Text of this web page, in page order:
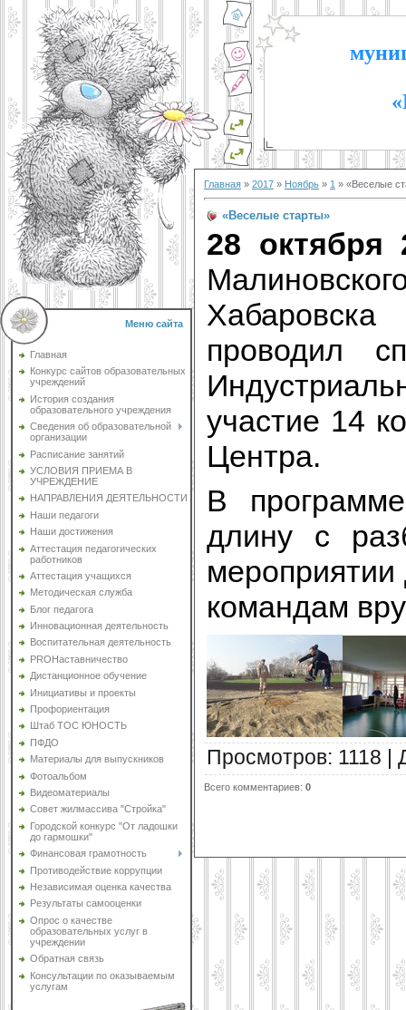
Меню сайта
Главная
Конкурс сайтов образовательных
учреждений
История создания
образовательного учреждения
Сведения об образовательной
организации
Расписание занятий
УСЛОВИЯ ПРИЕМА В
УЧРЕЖДЕНИЕ
НАПРАВЛЕНИЯ ДЕЯТЕЛЬНОСТИ
Наши педагоги
Наши достижения
Аттестация педагогических
работников
Аттестация учащихся
Методическая служба
Блог педагога
Инновационная деятельность
Воспитательная деятельность
PROНаставничество
Дистанционное обучение
Инициативы и проекты
Профориентация
Штаб ТОС ЮНОСТЬ
ПФДО
Материалы для выпускников
Фотоальбом
Видеоматериалы
Совет жилмассива "Стройка"
Городской конкурс "От ладошки
до гармошки"
Финансовая грамотность
Противодействие коррупции
Независимая оценка качества
Результаты самооценки
Опрос о качестве
образовательных услуг в
учреждении
Обратная связь
Консультации по оказываемым
услугам
Главная » 2017 » Ноябрь » 1 » «Веселые
«Веселые старты»​​​​​​​
28 октября
проводил
участие 14
Центра.
В
длину с
командам
Просмотров: 1118
Всего комментариев: 0